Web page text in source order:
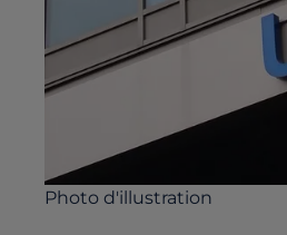
Photo d'illustration